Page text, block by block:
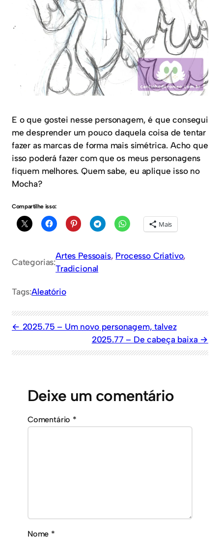
E o que gostei nesse personagem, é que consegui
me desprender um pouco daquela coisa de tentar
fazer as marcas de forma mais simétrica. Acho que
isso poderá fazer com que os meus personagens
fiquem melhores. Quem sabe, eu aplique isso no
Mocha?
Compartilhe isso:
Mais
Categorias:
Artes Pessoais, Processo Criativo
Tradicional
Tags:Aleatório
2025.75 – Um novo personagem, talvez
2025.77 – De cabeça baixa
Deixe um comentário
Comentário *
Nome *